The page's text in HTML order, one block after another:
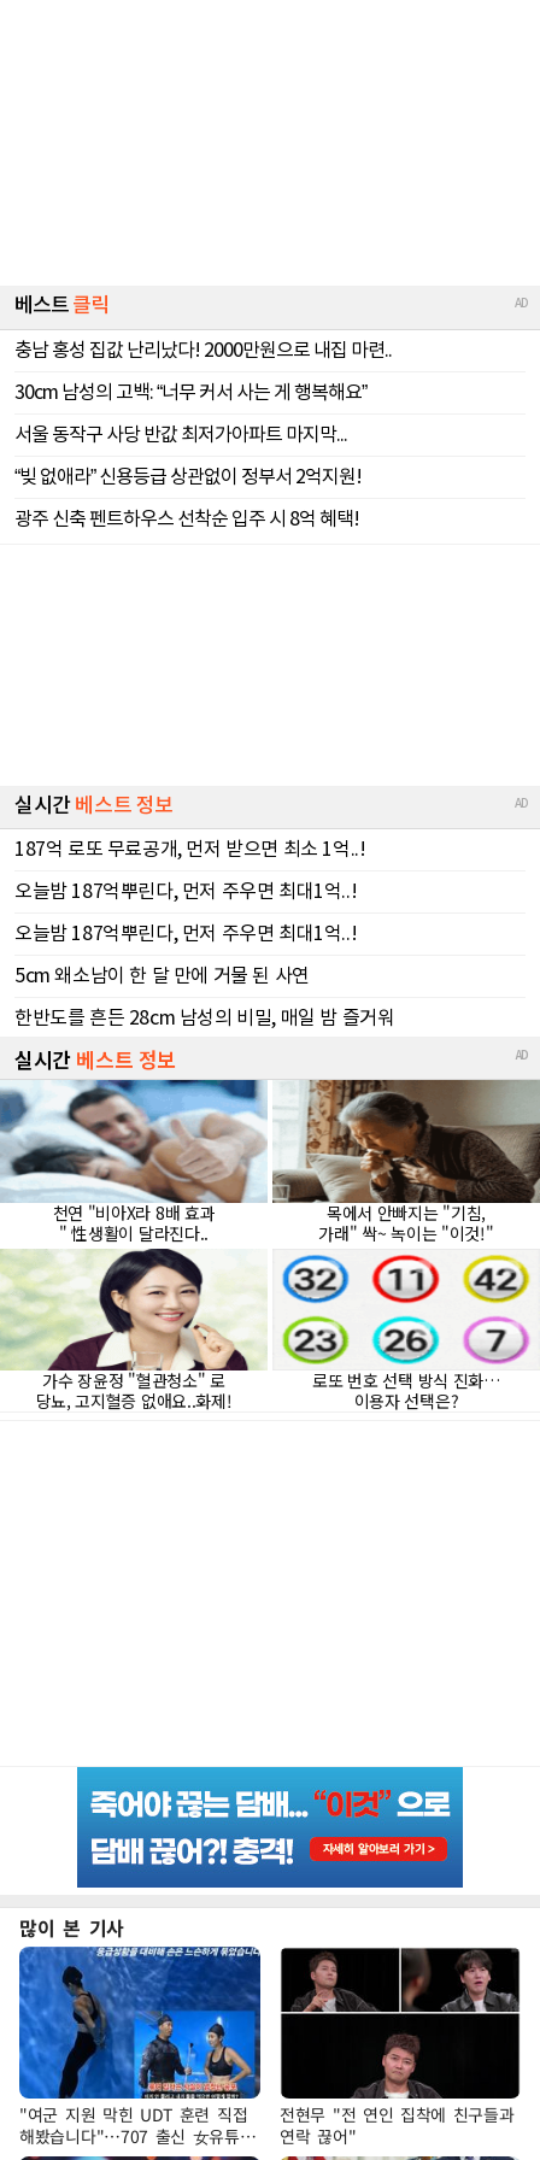
많이 본 기사
"여군 지원 막힌 UDT 훈련 직접
해봤습니다"…707 출신 女유튜버
전현무 "전 연인 집착에 친구들과
연락 끊어"